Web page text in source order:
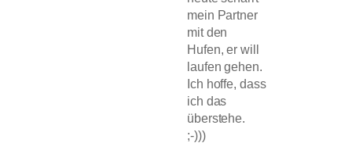
mein Partner
mit den
Hufen, er will
laufen gehen.
Ich hoffe, dass
ich das
überstehe.
;-)))